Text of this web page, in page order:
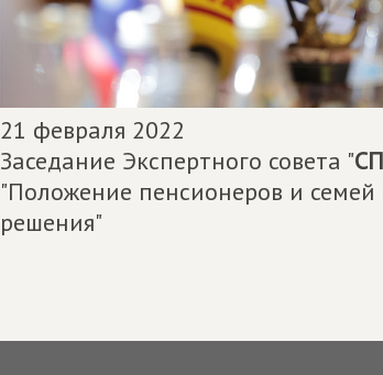
21 февраля 2022
Заседание Экспертного совета "
"Положение пенсионеров и
решения"